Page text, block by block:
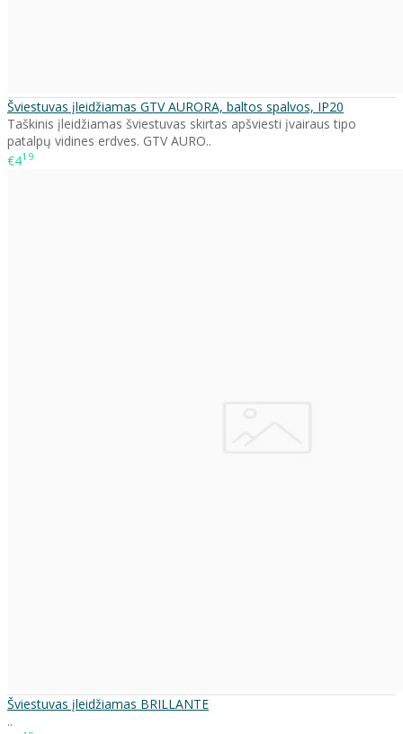
Šviestuvas įleidžiamas GTV AURORA, baltos spalvos, IP20
Taškinis įleidžiamas šviestuvas skirtas apšviesti įvairaus tipo
patalpų vidines erdves. GTV AURO..
€419
Šviestuvas įleidžiamas BRILLANTE
..